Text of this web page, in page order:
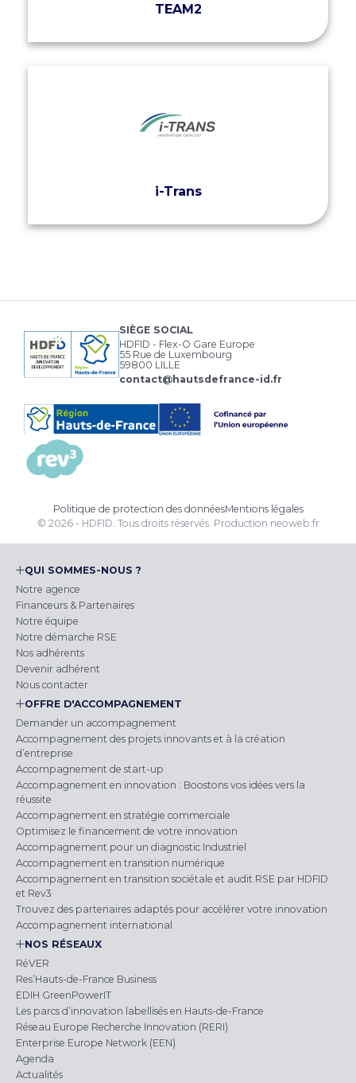
TEAM2
i-Trans
SIÈGE SOCIAL
HDFID - Flex-O Gare Europe
55 Rue de Luxembourg
59800 LILLE
contact@hautsdefrance-id.fr
Politique de protection des donnéesMentions légales
© 2026 - HDFID. Tous droits réservés. Production neoweb.fr
QUI SOMMES-NOUS ?
Notre agence
Financeurs & Partenaires
Notre équipe
Notre démarche RSE
Nos adhérents
Devenir adhérent
Nous contacter
OFFRE D'ACCOMPAGNEMENT
Demander un accompagnement
Accompagnement des projets innovants et à la création
d’entreprise
Accompagnement de start-up
Accompagnement en innovation : Boostons vos idées vers la
réussite
Accompagnement en stratégie commerciale
Optimisez le financement de votre innovation
Accompagnement pour un diagnostic Industriel
Accompagnement en transition numérique
Accompagnement en transition sociétale et audit RSE par HDFID
et Rev3
Trouvez des partenaires adaptés pour accélérer votre innovation
Accompagnement international
NOS RÉSEAUX
RéVER
Res’Hauts-de-France Business
EDIH GreenPowerIT
Les parcs d’innovation labellisés en Hauts-de-France
Réseau Europe Recherche Innovation (RERI)
Enterprise Europe Network (EEN)
Agenda
Actualités